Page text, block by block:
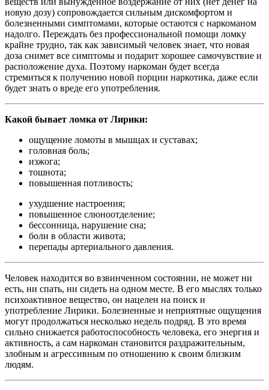
новую дозу) сопровождается сильным дискомфортом и
болезненными симптомами, которые остаются с наркоманом
надолго. Переждать без профессиональной помощи ломку
крайне трудно, так как зависимый человек знает, что новая
доза снимет все симптомы и подарит хорошее самочувствие и
расположение духа. Поэтому наркоман будет всегда
стремиться к получению новой порции наркотика, даже если
будет знать о вреде его употребления.
Какой бывает ломка от Лирики:
ощущение ломоты в мышцах и суставах;
головная боль;
изжога;
тошнота;
повышенная потливость;
ухудшение настроения;
повышенное слюноотделение;
бессонница, нарушение сна;
боли в области живота;
перепады артериального давления.
Человек находится во взвинченном состоянии, не может ни
есть, ни спать, ни сидеть на одном месте. В его мыслях только
психоактивное вещество, он нацелен на поиск и
употребление Лирики. Болезненные и неприятные ощущения
могут продолжаться несколько недель подряд. В это время
сильно снижается работоспособность человека, его энергия и
активность, а сам наркоман становится раздражительным,
злобным и агрессивным по отношению к своим близким
людям.